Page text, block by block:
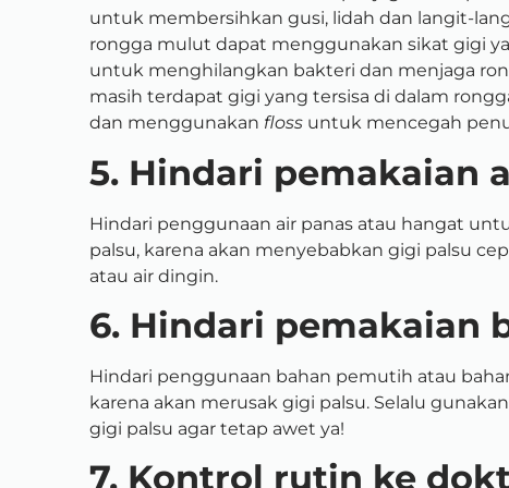
untuk membersihkan gusi, lidah dan langit-
rongga mulut dapat menggunakan sikat gigi
untuk menghilangkan bakteri dan menjaga
masih terdapat gigi yang tersisa di dalam
dan menggunakan floss untuk mencegah
5. Hindari pemakaian
Hindari penggunaan air panas atau hangat
palsu, karena akan menyebabkan gigi palsu
atau air dingin.
6. Hindari pemakaian
Hindari penggunaan bahan pemutih atau
karena akan merusak gigi palsu. Selalu
gigi palsu agar tetap awet ya!
7. Kontrol rutin ke